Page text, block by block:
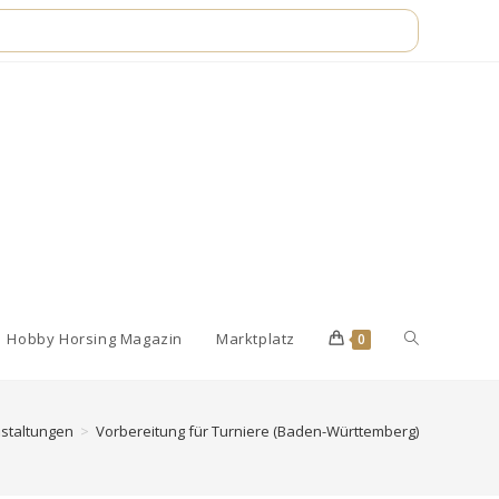
Hobby Horsing Magazin Marktplatz 0 Website-
> Vorbereitung für Turniere (Baden-Württemberg)